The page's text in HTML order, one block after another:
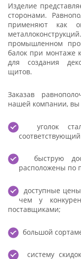
Изделие
сторонами.
применяют как
промышленном
балок при монтаже
для создания
щитов.
Заказав
нашей компании, вы
уголок
быструю
расположены по
доступные
чем у
поставщиками;
большой
систему